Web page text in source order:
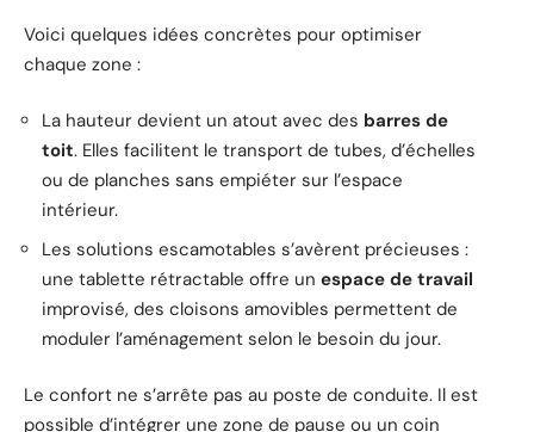
Voici quelques idées concrètes pour optimiser
chaque zone :
La hauteur devient un atout avec des barres de
toit. Elles facilitent le transport de tubes, d’échelles
ou de planches sans empiéter sur l’espace
intérieur.
Les solutions escamotables s’avèrent précieuses :
une tablette rétractable offre un espace de travail
improvisé, des cloisons amovibles permettent de
moduler l’aménagement selon le besoin du jour.
Le confort ne s’arrête pas au poste de conduite. Il est
possible d’intégrer une zone de pause ou un coin